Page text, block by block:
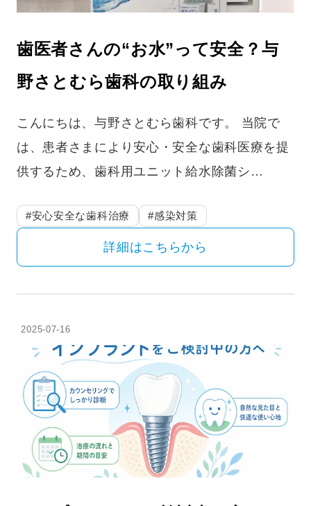
歯医者さんの“お水”って安全？与
野さとむら歯科の取り組み
こんにちは、与野さとむら歯科です。 当院で
は、患者さまにより安心・安全な歯科医療を提
供するため、歯科用ユニット給水除菌シ…
#安心安全な歯科治療 #感染対策
詳細はこちらから
2025-07-16